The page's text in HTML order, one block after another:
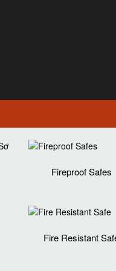
Fireproof Safes
Fire Resistant